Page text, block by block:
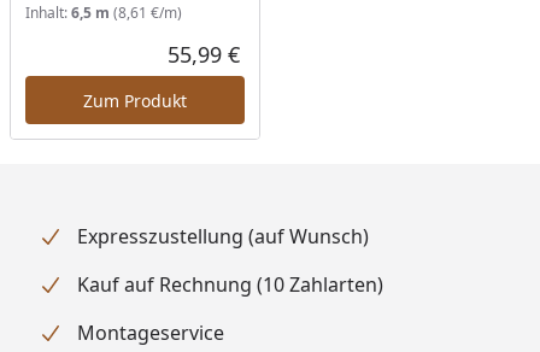
Inhalt:6,5 m (8,61 €/m)
Aktueller Preis
55,99 €
Zum Produkt
Expresszustellung (auf Wunsch)
Kauf auf Rechnung (10 Zahlarten)
Montageservice